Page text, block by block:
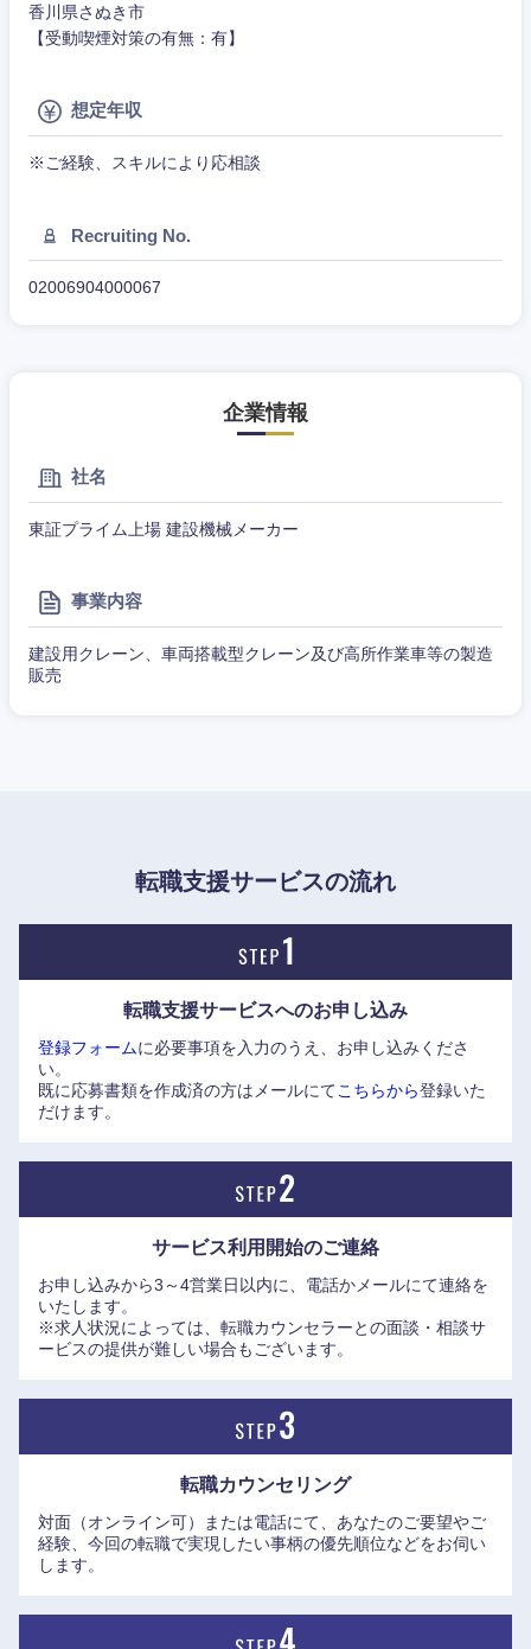
香川県さぬき市
【受動喫煙対策の有無：有】
想定年収
※ご経験、スキルにより応相談
Recruiting No.
02006904000067
企業情報
社名
東証プライム上場 建設機械メーカー
事業内容
建設用クレーン、車両搭載型クレーン及び高所作業車等の製造
販売
転職支援サービスの流れ
転職支援サービスへのお申し込み
登録フォームに必要事項を入力のうえ、お申し込みくださ
い。
既に応募書類を作成済の方はメールにてこちらから登録いた
だけます。
サービス利用開始のご連絡
お申し込みから3～4営業日以内に、電話かメールにて連絡を
いたします。
※求人状況によっては、転職カウンセラーとの面談・相談サ
ービスの提供が難しい場合もございます。
転職カウンセリング
対面（オンライン可）または電話にて、あなたのご要望やご
経験、今回の転職で実現したい事柄の優先順位などをお伺い
します。
技術職
金融専門
職
メディカ
ル
事務職
その他
建設・施工管理
事務職
その他
コンサル・シンクタンク
マスメディア
エンターテイメント
その他
群馬県
千葉県
神奈川県
山梨県 長野県
岐阜県 静岡県
愛知県 三重県